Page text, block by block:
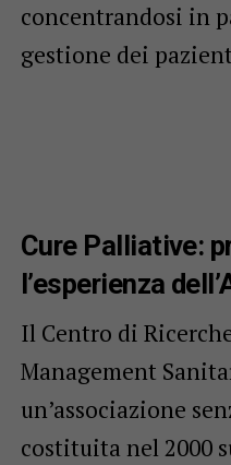
concentrandosi in
gestione dei
Cure Palliative:
l’esperienza
Il Centro di
Management
un’associazione
costituita nel 2000